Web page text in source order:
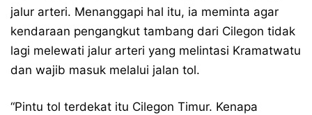
jalur arteri. Menanggapi hal itu, ia meminta agar
kendaraan pengangkut tambang dari Cilegon tidak
lagi melewati jalur arteri yang melintasi Kramatwatu
dan wajib masuk melalui jalan tol.
“Pintu tol terdekat itu Cilegon Timur. Kenapa